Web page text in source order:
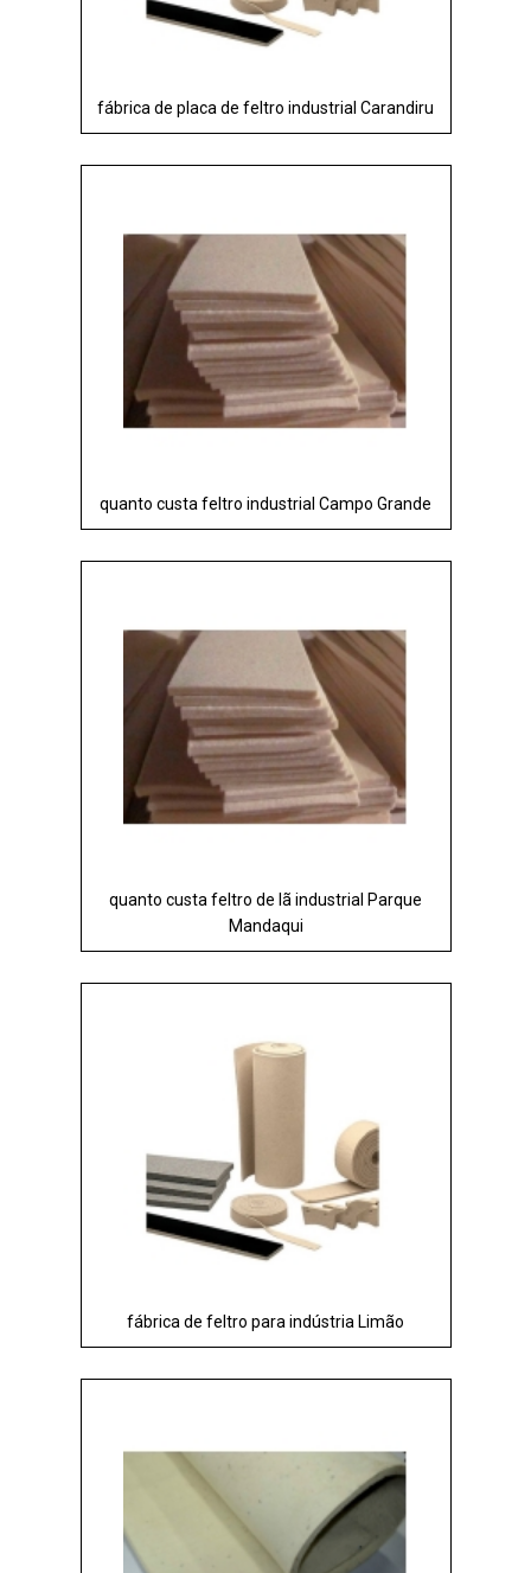
fábrica de placa de feltro industrial Carandiru
quanto custa feltro industrial Campo Grande
quanto custa feltro de lã industrial Parque
Mandaqui
fábrica de feltro para indústria Limão